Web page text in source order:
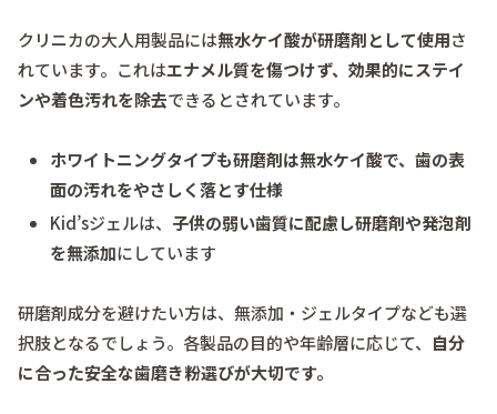
クリニカの大人用製品には無水ケイ酸が研磨剤として使用さ
れています。これはエナメル質を傷つけず、効果的にステイ
ンや着色汚れを除去できるとされています。
ホワイトニングタイプも研磨剤は無水ケイ酸で、歯の表
面の汚れをやさしく落とす仕様
Kid’sジェルは、 子供の弱い歯質に配慮し研磨剤や発泡剤
を無添加にしています
研磨剤成分を避けたい方は、無添加・ジェルタイプなども選
択肢となるでしょう。各製品の目的や年齢層に応じて、 自分
に合った安全な歯磨き粉選びが大切です。